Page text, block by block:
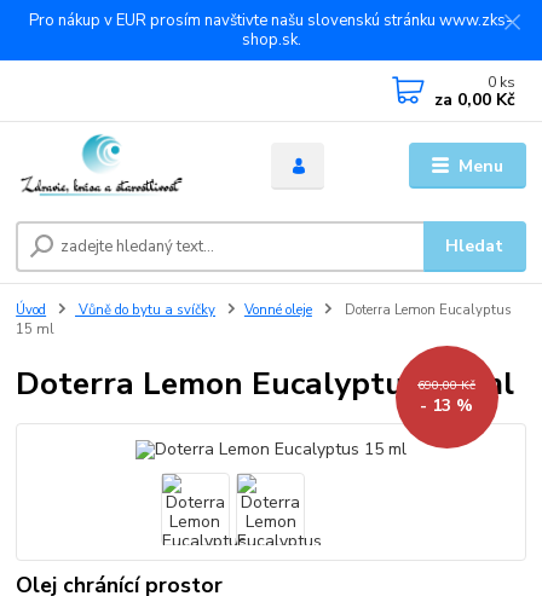
Pro nákup v EUR prosím navštivte našu slovenskú stránku www.zks-
shop.sk.
Menu
Hledat
0 ks
za 0,00 Kč
Úvod Vůně do bytu a svíčky Vonné oleje
Doterra Lemon Eucalyptus
15 ml
Doterra Lemon Eucalyptus 15 ml
690,00 Kč
- 13 %
Olej chránící prostor